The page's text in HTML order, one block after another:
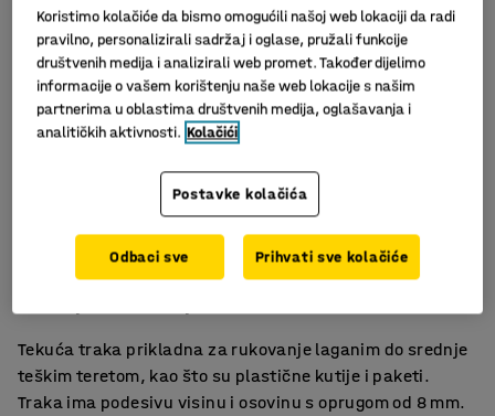
Slični proizvodi
Za lagana/srednje-teška opterećenja
Za lakše premještanje tereta
Tekuća traka prikladna za rukovanje laganim do srednje
teškim teretom, kao što su plastične kutije i paketi.
Traka ima podesivu visinu i osovinu s oprugom od 8 mm.
Koristimo kolačiće da bismo omogućili našoj web lokaciji da radi
pravilno, personalizirali sadržaj i oglase, pružali funkcije
društvenih medija i analizirali web promet. Također dijelimo
informacije o vašem korištenju naše web lokacije s našim
partnerima u oblastima društvenih medija, oglašavanja i
analitičkih aktivnosti. Kolačići
Postavke kolačića
Odbaci sve Prihvati sve kolačiće